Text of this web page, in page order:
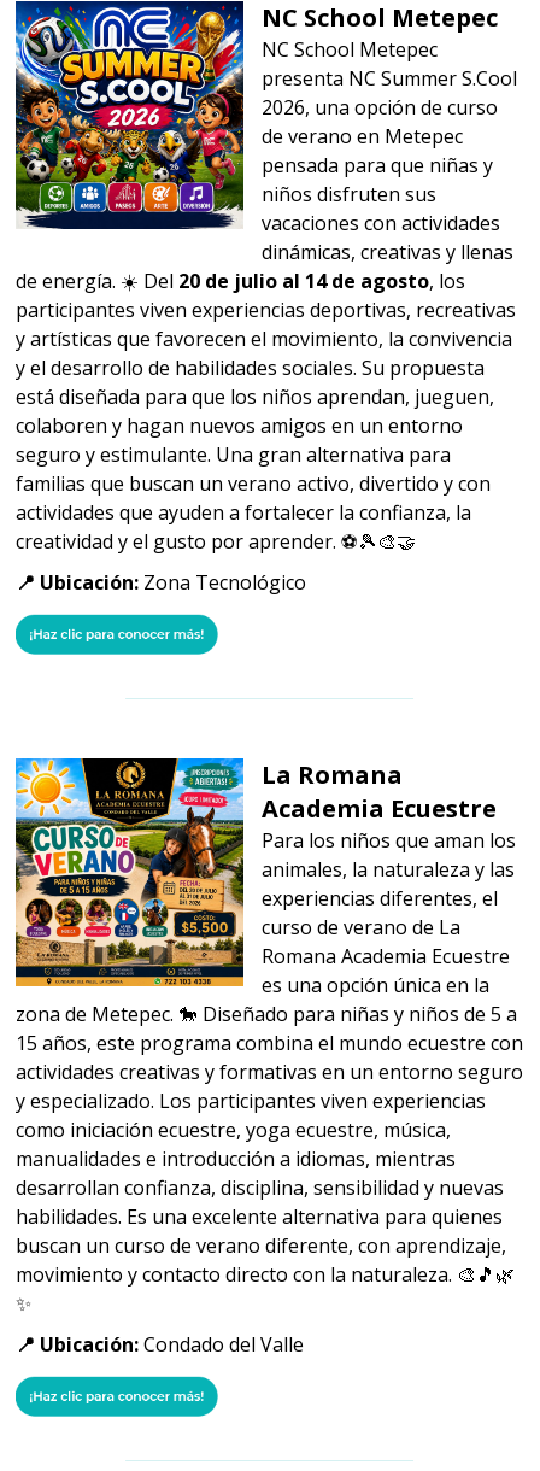
NC School Metepec
NC School Metepec
presenta NC Summer S.Cool
2026, una opción de curso
de verano en Metepec
pensada para que niñas y
niños disfruten sus
vacaciones con actividades
dinámicas, creativas y llenas
de energía. ☀️ Del 20 de julio al 14 de agosto, los
participantes viven experiencias deportivas, recreativas
y artísticas que favorecen el movimiento, la convivencia
y el desarrollo de habilidades sociales. Su propuesta
está diseñada para que los niños aprendan, jueguen,
colaboren y hagan nuevos amigos en un entorno
seguro y estimulante. Una gran alternativa para
familias que buscan un verano activo, divertido y con
actividades que ayuden a fortalecer la confianza, la
creatividad y el gusto por aprender. ⚽🎾🎨🤝
📍 Ubicación: Zona Tecnológico
La Romana
Academia Ecuestre
Para los niños que aman los
animales, la naturaleza y las
experiencias diferentes, el
curso de verano de La
Romana Academia Ecuestre
es una opción única en la
zona de Metepec. 🐎 Diseñado para niñas y niños de 5 a
15 años, este programa combina el mundo ecuestre con
actividades creativas y formativas en un entorno seguro
y especializado. Los participantes viven experiencias
como iniciación ecuestre, yoga ecuestre, música,
manualidades e introducción a idiomas, mientras
desarrollan confianza, disciplina, sensibilidad y nuevas
habilidades. Es una excelente alternativa para quienes
buscan un curso de verano diferente, con aprendizaje,
movimiento y contacto directo con la naturaleza. 🎨🎵🌿
✨
📍 Ubicación:Condado del Valle